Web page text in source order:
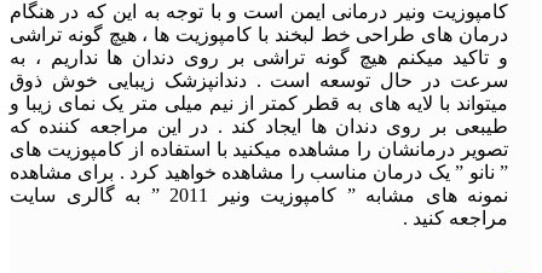
کامپوزیت ونیر درمانی ایمن است و با توجه به این که در هنگام
درمان های طراحی خط لبخند با کامپوزیت ها ، هیچ گونه تراشی
و تاکید میکنم هیچ گونه تراشی بر روی دندان ها نداریم ، به
سرعت در حال توسعه است . دندانپزشک زیبایی خوش ذوق
میتواند با لایه های به قطر کمتر از نیم میلی متر یک نمای زیبا و
طیبعی بر روی دندان ها ایجاد کند . در این مراجعه کننده که
تصویر درمانشان را مشاهده میکنید با استفاده از کامپوزیت های
” نانو ” یک درمان مناسب را مشاهده خواهید کرد . برای مشاهده
نمونه های مشابه ” کامپوزیت ونیر 2011 ” به گالری سایت
مراجعه کنید .